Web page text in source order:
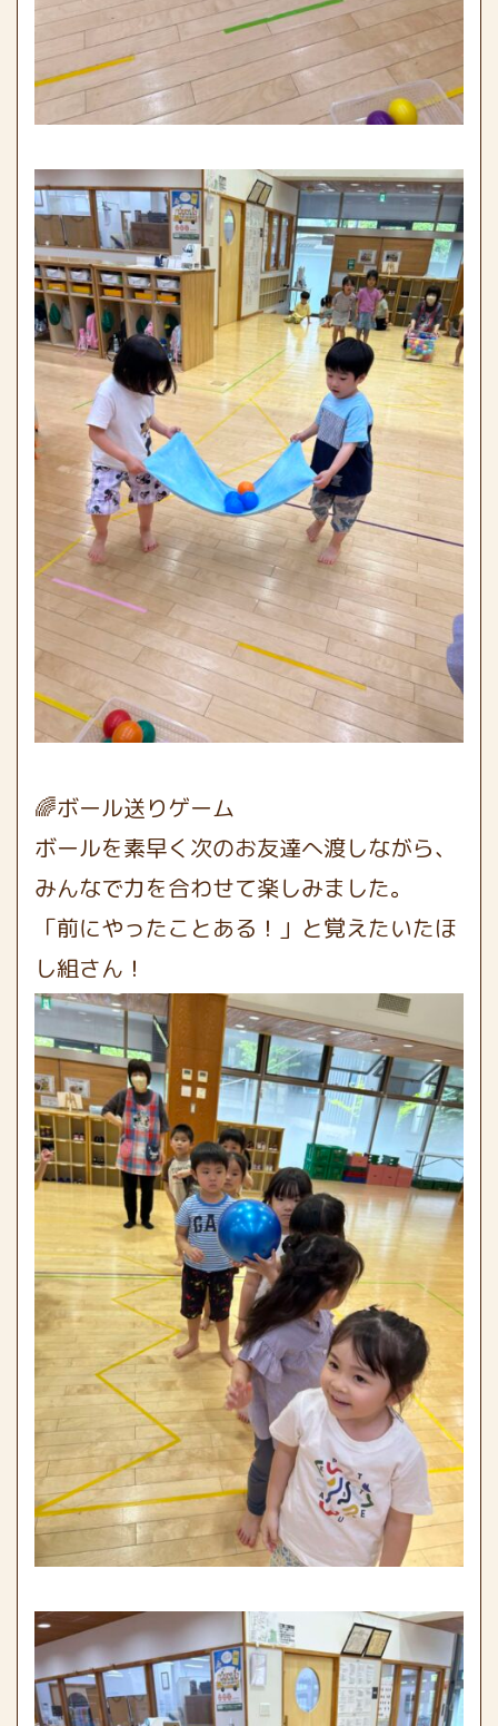
🌈ボール送りゲーム
ボールを素早く次のお友達へ渡しながら、
みんなで力を合わせて楽しみました。
「前にやったことある！」と覚えたいたほ
し組さん！